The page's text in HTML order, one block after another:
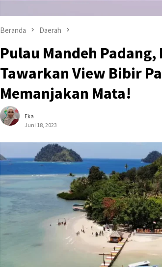
Beranda Daerah
Pulau Mandeh Padang,
Tawarkan View Bibir
Memanjakan Mata!
Eka
Juni 18, 2023